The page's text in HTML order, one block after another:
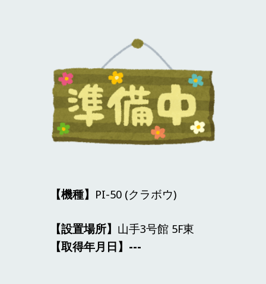
【機種】 PI-50 (クラボウ)
【設置場所】 山手3号館 5F東
【取得年月日】---